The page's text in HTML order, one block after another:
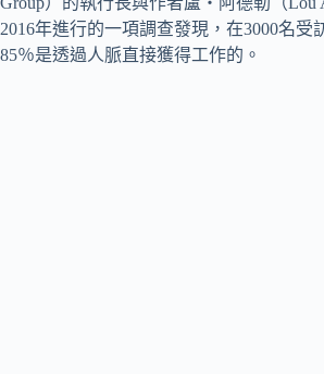
2016年進行的一項調查發現，在3000名受
85％是透過人脈直接獲得工作的。